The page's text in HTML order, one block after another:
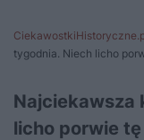
tygodnia. Niech licho
Najciekawsza
licho porwie